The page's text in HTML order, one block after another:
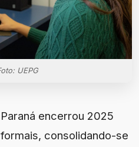
UEPG
encerrou 2025
consolidando-se